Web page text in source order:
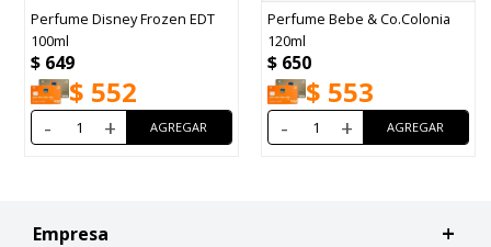
Perfume Disney Frozen EDT
100ml
$ 649
$ 552
- +
Perfume Bebe & Co.Colonia
120ml
$ 650
$ 553
- +
Empresa